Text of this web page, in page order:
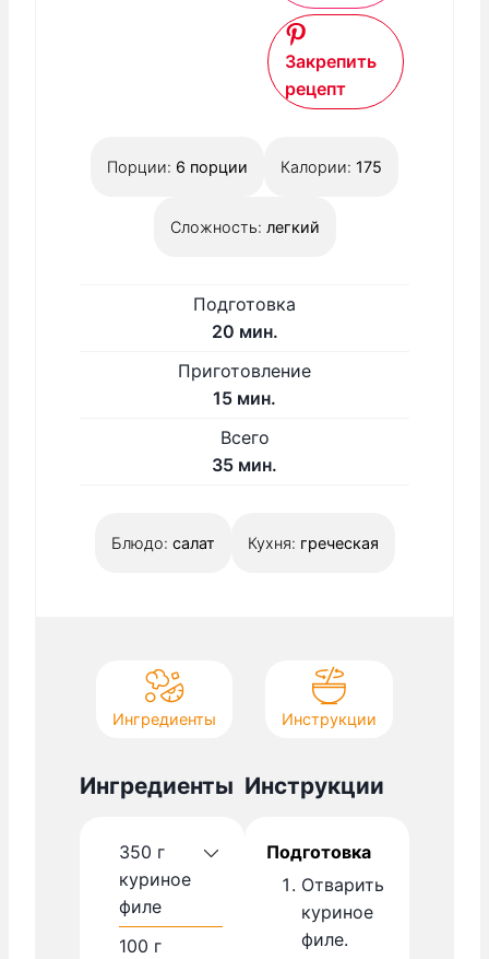
Закрепить
рецепт
Порции: 6 порции Калории: 175
Сложность: легкий
Подготовка
20м
т
мин.
Приготовление
15м
н
мин.
Всего
35ммин.
Блюдо: салат Кухня: греческая
Ингредиенты Инструкции
Ингредиенты
350 г
куриное
филе
100 г
Инструкции
Подготовка
Отварить
куриное
филе.